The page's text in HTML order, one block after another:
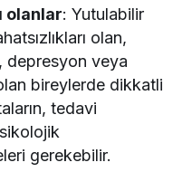
olanlar: Yutulabilir
olan,
depresyon veya
bireylerde dikkatli
tedavi
gerekebilir.